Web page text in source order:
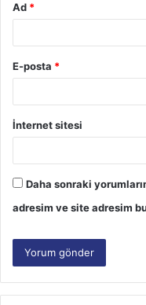
Ad *
E-posta *
İnternet sitesi
Daha sonraki
adresim ve site adresim